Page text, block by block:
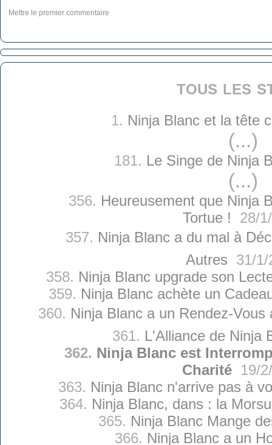
Mettre le premier commentaire
tous les
1. Ninja Blanc et la tête
(...)
181. Le Singe de Ninja
(...)
356. Heureusement que Ninja
Tortue ! 28/
357. Ninja Blanc a du mal à
Autres 31/1/
358. Ninja Blanc upgrade son
359. Ninja Blanc achète un
360. Ninja Blanc a un Rendez-Vous
361. L'Alliance de Ninja
362. Ninja Blanc est
Charité
19/
363. Ninja Blanc n'arrive pas à
364. Ninja Blanc, dans : la
365. Ninja Blanc Mange
366. Ninja Blanc a un